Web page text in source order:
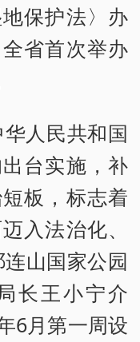
保护法〉办
省首次举办
人民共和国
台实施，补
板，标志着
入法治化、
山国家公园
长王小宁介
6月第一周设